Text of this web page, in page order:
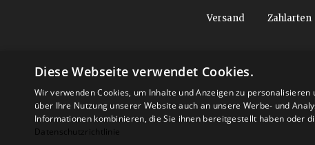
Versand Zahlarten
Diese Webseite verwendet Cookies.
Wir verwenden Cookies, um Inhalte und Anzeigen zu
über Ihre Nutzung unserer Website auch an unsere Werbe- und
Informationen kombinieren, die Sie ihnen bereitgestellt haben oder
Datenschutzrichtlinie